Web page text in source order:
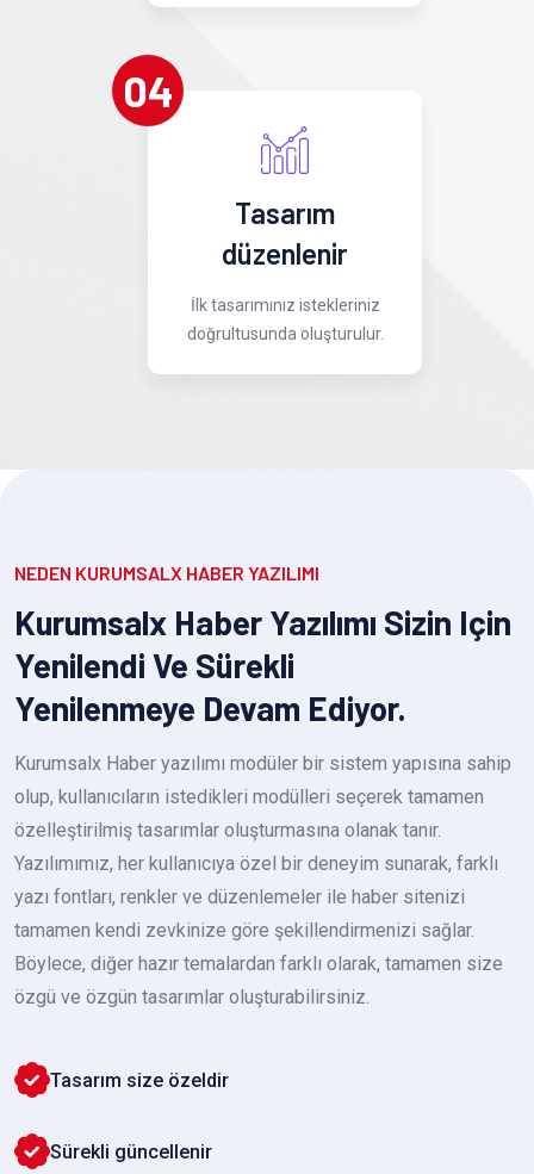
04
Tasarım
düzenlenir
İlk tasarımınız istekleriniz
doğrultusunda oluşturulur.
NEDEN KURUMSALX HABER YAZILIMI
Kurumsalx Haber Yazılımı Sizin Için
Yenilendi Ve Sürekli
Yenilenmeye Devam Ediyor.
Kurumsalx Haber yazılımı modüler bir sistem yapısına sahip
olup, kullanıcıların istedikleri modülleri seçerek tamamen
özelleştirilmiş tasarımlar oluşturmasına olanak tanır.
Yazılımımız, her kullanıcıya özel bir deneyim sunarak, farklı
yazı fontları, renkler ve düzenlemeler ile haber sitenizi
tamamen kendi zevkinize göre şekillendirmenizi sağlar.
Böylece, diğer hazır temalardan farklı olarak, tamamen size
özgü ve özgün tasarımlar oluşturabilirsiniz.
Tasarım size özeldir
Sürekli güncellenir